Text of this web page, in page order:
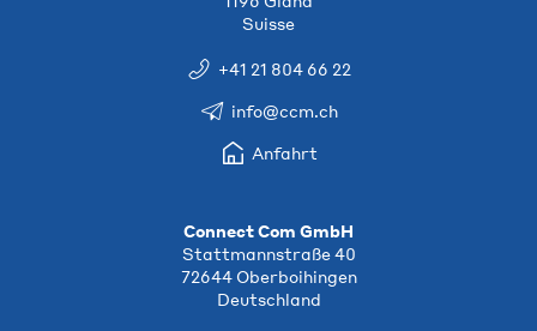
Suisse
+41 21 804 66 22
info@ccm.ch
Anfahrt
Connect Com GmbH
Stattmannstraße 40
72644 Oberboihingen
Deutschland